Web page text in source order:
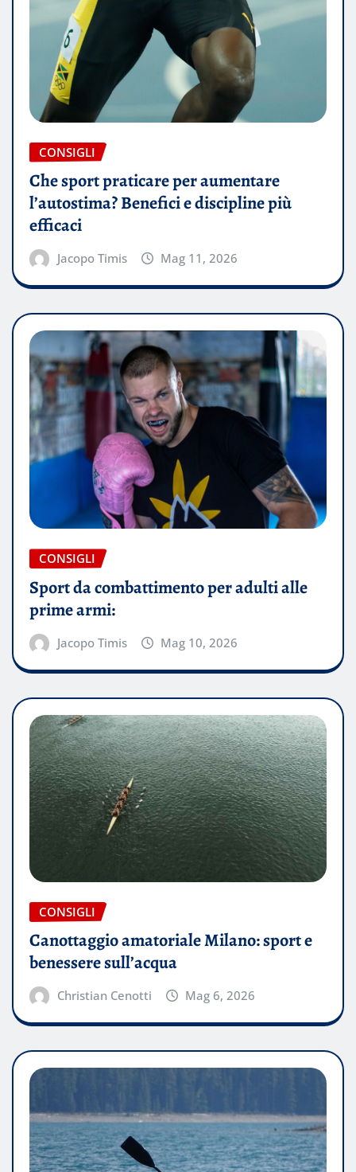
CONSIGLI
Che sport praticare per aumentare
l’autostima? Benefici e discipline più
efficaci
Jacopo Timis Mag 11, 2026
CONSIGLI
Sport da combattimento per adulti alle
prime armi:
Jacopo Timis Mag 10, 2026
CONSIGLI
Canottaggio amatoriale Milano: sport e
benessere sull’acqua
Christian Cenotti Mag 6, 2026